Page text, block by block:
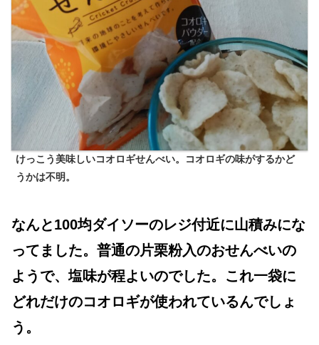
けっこう美味しいコオロギせんべい。コオロギの味がするかど
うかは不明。
なんと100均ダイソーのレジ付近に山積みにな
ってました。普通の片栗粉入のおせんべいの
ようで、塩味が程よいのでした。これ一袋に
どれだけのコオロギが使われているんでしょ
う。